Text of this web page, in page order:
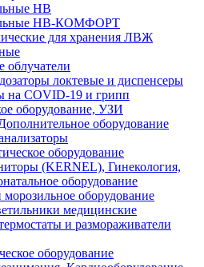
НВ
НВ-КОМФОРТ
для хранения ЛВЖ
облучатели
локтевые и диспенсеры
на COVID-19 и грипп
оборудование, УЗИ
оборудование
оборудование
(KERNEL), Гинекология,
оборудование
оборудование
медицинские
и размораживатели
оборудование